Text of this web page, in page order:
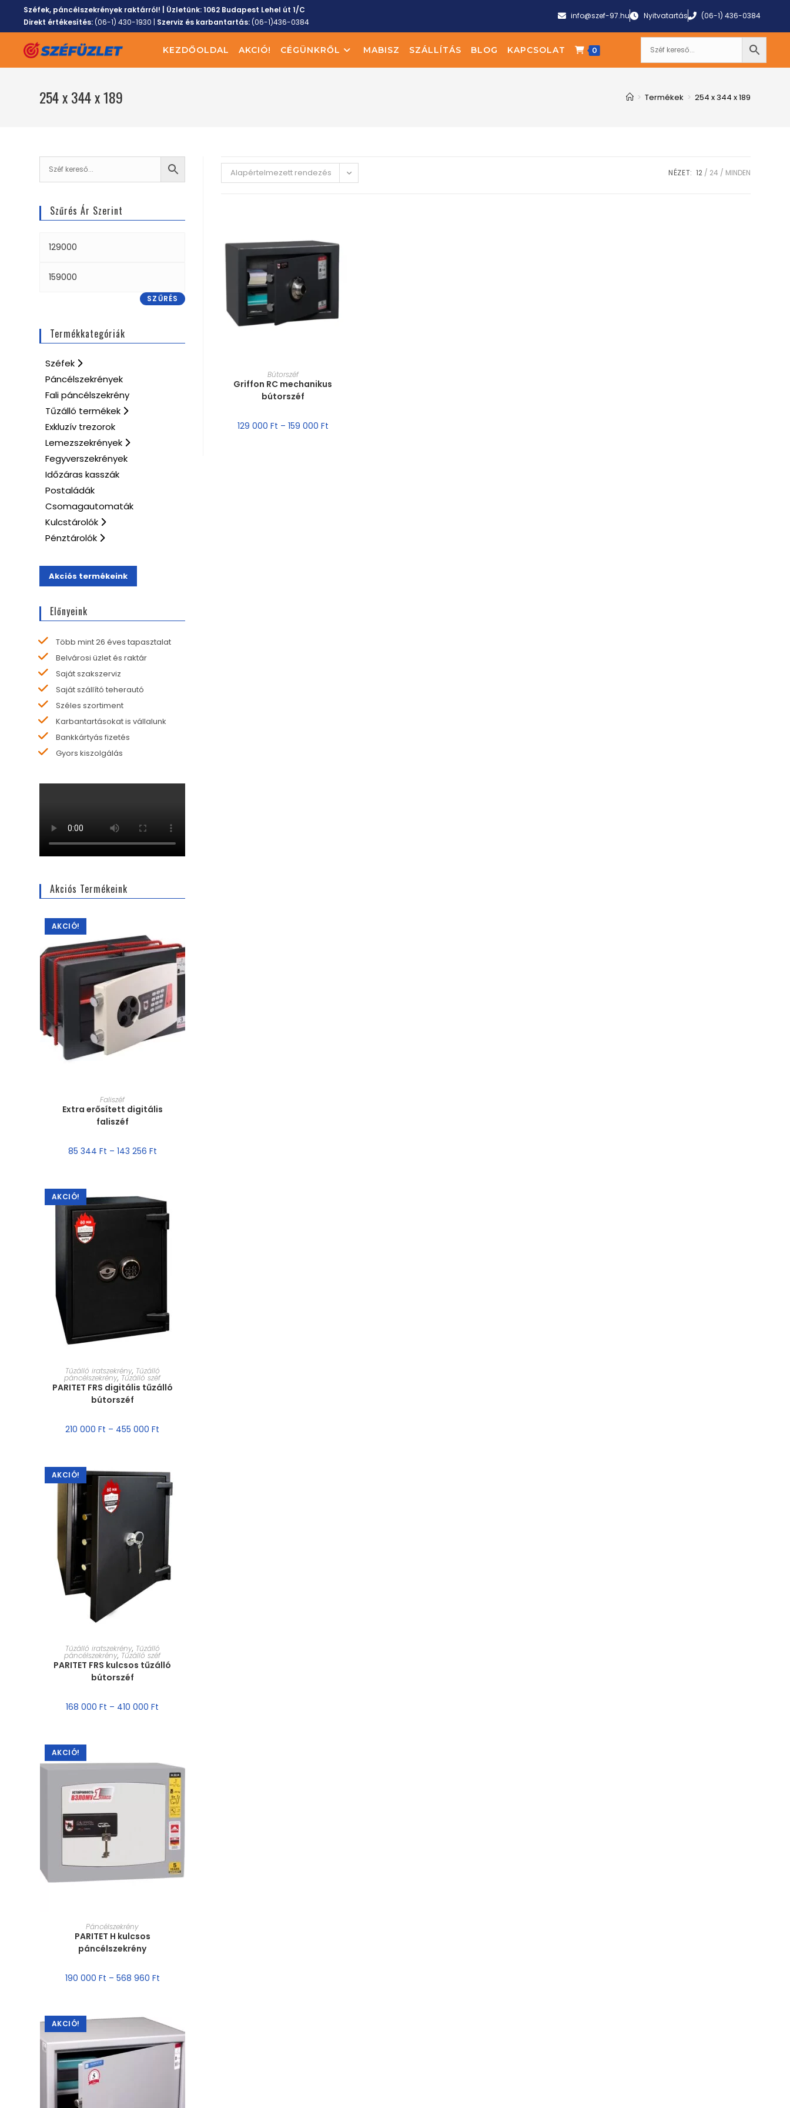
Széfek, páncélszekrények raktárról! | Üzletünk:1062 Budapest Lehel út 1/C
Direkt értékesítés:(06-1) 430-1930 | Szerviz és karbantartás:(06-1)436-0384
info@szef-97.hu Nyitvatartás (06-1) 436-0384
KEZDŐOLDAL AKCIÓ! CÉGÜNKRŐL MABISZ SZÁLLÍTÁS BLOG KAPCSOLAT 0
254 x 344 x 189 > Termékek > 254 x 344 x 189
Alapértelmezett rendezés NÉZET: 12 24 MINDEN
MÉRET VÁLASZTÁSA
Bútorszéf
Griffon RC mechanikus
bútorszéf
129 000 Ft – 159 000 Ft
Szűrés Ár Szerint
SZŰRÉS
Termékkategóriák
Széfek
Páncélszekrények
Fali páncélszekrény
Tűzálló termékek
Exkluzív trezorok
Lemezszekrények
Fegyverszekrények
Időzáras kasszák
Postaládák
Csomagautomaták
Kulcstárolók
Pénztárolók
Akciós termékeink
Előnyeink
Több mint 26 éves tapasztalat
Belvárosi üzlet és raktár
Saját szakszerviz
Saját szállító teherautó
Széles szortiment
Karbantartásokat is vállalunk
Bankkártyás fizetés
Gyors kiszolgálás
Akciós Termékeink
AKCIÓ!
MÉRET VÁLASZTÁSA
Faliszéf
Extra erősített digitális
faliszéf
85 344 Ft – 143 256 Ft
AKCIÓ!
MÉRET VÁLASZTÁSA
Tűzálló iratszekrény, Tűzálló
páncélszekrény, Tűzálló széf
PARITET FRS digitális tűzálló
bútorszéf
210 000Ft – 455 000Ft
AKCIÓ!
MÉRET VÁLASZTÁSA
Tűzálló iratszekrény, Tűzálló
páncélszekrény, Tűzálló széf
PARITET FRS kulcsos tűzálló
bútorszéf
168 000Ft – 410 000Ft
AKCIÓ!
MÉRET VÁLASZTÁSA
Páncélszekrény
PARITET H kulcsos
páncélszekrény
190 000 Ft – 568 960 Ft
AKCIÓ!